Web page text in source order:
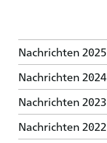
Nachrichten 2025
Nachrichten 2024
Nachrichten 2023
Nachrichten 2022